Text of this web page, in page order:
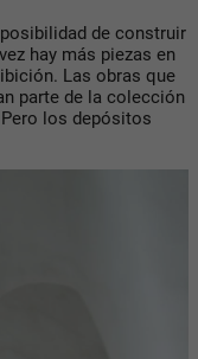
de construir
hay más piezas en
Las obras que
parte de la colección
los depósitos